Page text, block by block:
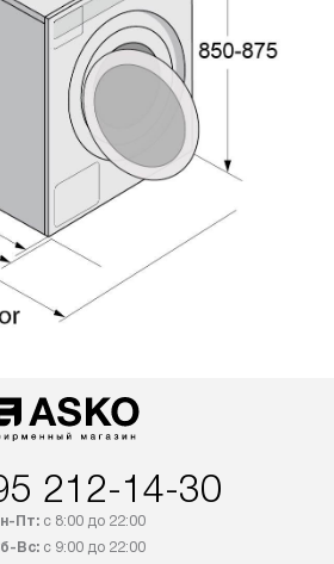
212-14-30
Пт:с 8:00 до 22:00
Вс:с 9:00 до 22:00